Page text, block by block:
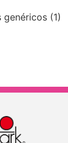
genéricos (1)